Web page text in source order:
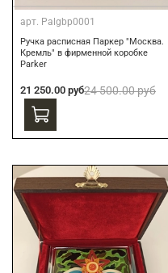
арт. Palgbp0001
Ручка расписная Паркер "Москва.
Кремль" в фирменной коробке
Parker
21 250.00 руб24 500.00 руб